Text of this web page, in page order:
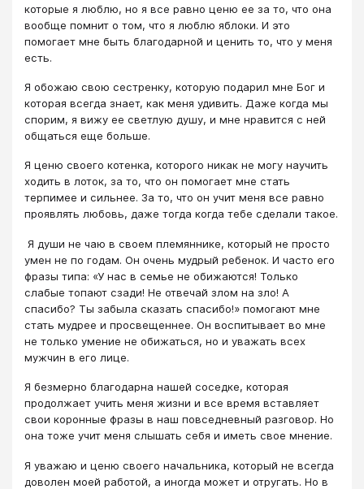
которые я люблю, но я все равно ценю ее за то, что она
вообще помнит о том, что я люблю яблоки. И это
помогает мне быть благодарной и ценить то, что у меня
есть.
Я обожаю свою сестренку, которую подарил мне Бог и
которая всегда знает, как меня удивить. Даже когда мы
спорим, я вижу ее светлую душу, и мне нравится с ней
общаться еще больше.
Я ценю своего котенка, которого никак не могу научить
ходить в лоток, за то, что он помогает мне стать
терпимее и сильнее. За то, что он учит меня все равно
проявлять любовь, даже тогда когда тебе сделали такое.
​ Я души не чаю в своем племяннике, который не просто
умен не по годам. Он очень мудрый ребенок. И часто его
фразы типа: «У нас в семье не обижаются! Только
слабые топают сзади! Не отвечай злом на зло! А
спасибо? Ты забыла сказать спасибо!» помогают мне
стать мудрее и просвещеннее. Он воспитывает во мне
не только умение не обижаться, но и уважать всех
мужчин в его лице.
Я безмерно благодарна нашей соседке, которая
продолжает учить меня жизни и все время вставляет
свои коронные фразы в наш повседневный разговор. Но
она тоже учит меня слышать себя и иметь свое мнение.
Я уважаю и ценю своего начальника, который не всегда
доволен моей работой, а иногда может и отругать. Но в